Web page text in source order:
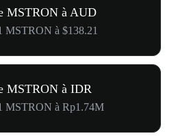
MSTRON à AUD
MSTRON à $138.21
MSTRON à IDR
MSTRON à Rp1.74M